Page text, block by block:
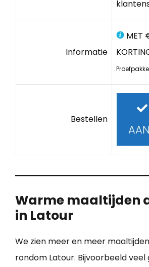
Informatie
MET
Bestellen
Warme maaltijden
in Latour
We zien meer en meer
rondom Latour. Bijvoorbeeld veel